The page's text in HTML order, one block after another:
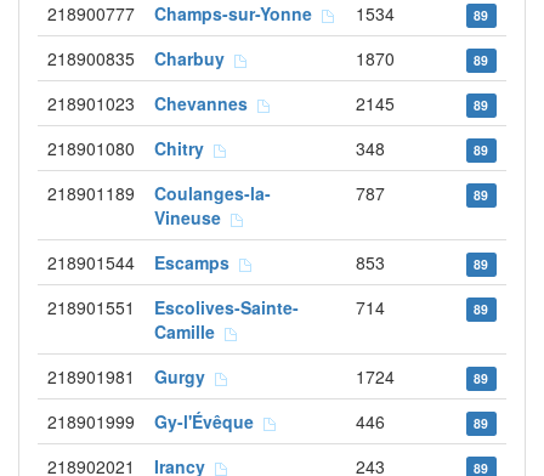
218900777 Champs-sur-Yonne 1534 89
218900835 Charbuy 1870 89
218901023 Chevannes 2145 89
218901080 Chitry 348 89
218901189
Coulanges-la-
Vineuse
787 89
218901544 Escamps 853 89
218901551
Escolives-Sainte-
Camille
714 89
218901981 Gurgy 1724 89
218901999 Gy-l'Évêque 446 89
218902021 Irancy 243 89